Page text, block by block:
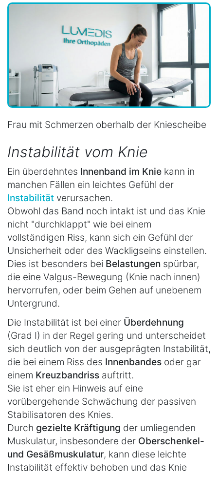
Frau mit Schmerzen oberhalb der Kniescheibe
Instabilität vom Knie
Ein überdehntes Innenband im Knie kann in
manchen Fällen ein leichtes Gefühl der
Instabilität verursachen.
Obwohl das Band noch intakt ist und das Knie
nicht "durchklappt" wie bei einem
vollständigen Riss, kann sich ein Gefühl der
Unsicherheit oder des Wackligseins einstellen.
Dies ist besonders bei Belastungen spürbar,
die eine Valgus-Bewegung (Knie nach innen)
hervorrufen, oder beim Gehen auf unebenem
Untergrund.
Die Instabilität ist bei einer Überdehnung
(Grad I) in der Regel gering und unterscheidet
sich deutlich von der ausgeprägten Instabilität,
die bei einem Riss des Innenbandes oder gar
einem Kreuzbandriss auftritt.
Sie ist eher ein Hinweis auf eine
vorübergehende Schwächung der passiven
Stabilisatoren des Knies.
Durch gezielte Kräftigung der umliegenden
Muskulatur, insbesondere der Oberschenkel-
und Gesäßmuskulatur, kann diese leichte
Instabilität effektiv behoben und das Knie